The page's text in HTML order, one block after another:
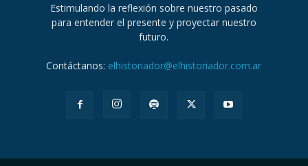
Estimulando la reflexión sobre nuestro pasado
para entender el presente y proyectar nuestro
futuro.
Contáctanos: elhistoriador@elhistoriador.com.ar